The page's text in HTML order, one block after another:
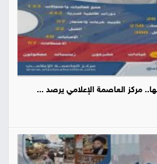
مركز العاصمة الإعلامي يرصد ...